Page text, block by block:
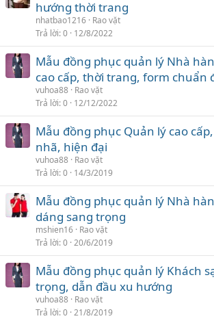
hướng thời trang
nhatbao1216 Rao vặt
Trả lời 0 12/8/2022
Mẫu đồng phục quản lý Nhà
cao cấp, thời trang, form chuẩn
vuhoa88 Rao vặt
Trả lời 0 12/12/2022
Mẫu đồng phục Quản lý cao
nhã, hiện đại‎‎
vuhoa88 Rao vặt
Trả lời 0 14/3/2019
Mẫu đồng phục quản lý Nhà
dáng sang trọng
mshien16 Rao vặt
Trả lời 0 20/6/2019
Mẫu đồng phục quản lý Khách
trọng, dẫn đầu xu hướng
vuhoa88 Rao vặt
Trả lời 0 21/8/2019